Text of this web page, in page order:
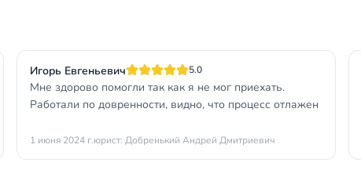
Игорь Евгеньевич 5.0
Мне здорово помогли так как я не мог приехать.
Работали по довренности, видно, что процесс отлажен
1 июня 2024 г.юрист: Добренький Андрей Дмитриевич